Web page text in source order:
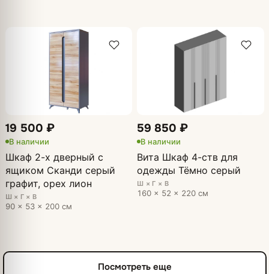
19 500 ₽
В наличии
Шкаф 2-х дверный с
ящиком Сканди серый
графит, орех лион
Ш × Г × В
90 × 53 × 200 см
59 850 ₽
В наличии
Вита Шкаф 4-ств для
одежды Тёмно серый
Ш × Г × В
160 × 52 × 220 см
Посмотреть еще